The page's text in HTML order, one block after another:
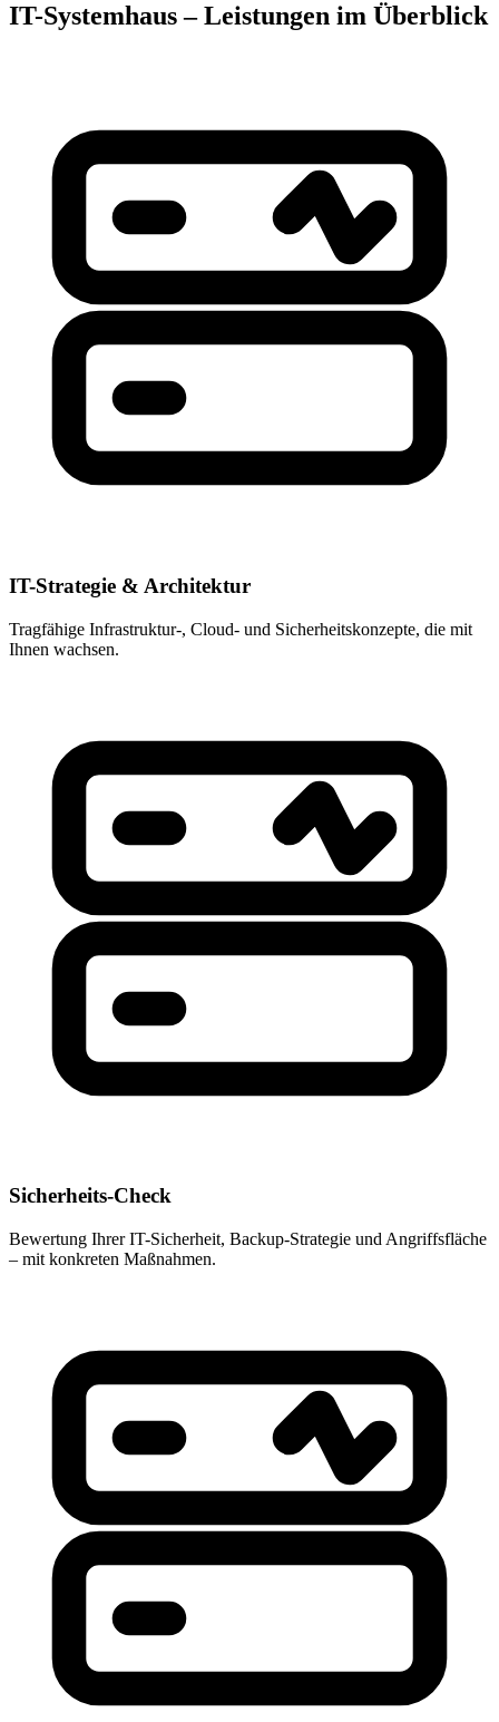
IT-Systemhaus – Leistungen im Überblick
IT-Strategie & Architektur
Tragfähige Infrastruktur-, Cloud- und Sicherheitskonzepte, die mit
Ihnen wachsen.
Sicherheits-Check
Bewertung Ihrer IT-Sicherheit, Backup-Strategie und Angriffsfläche
– mit konkreten Maßnahmen.